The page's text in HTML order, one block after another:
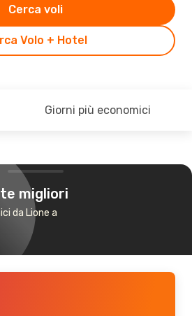
Volo + Hotel
Cerca voli
Giorni più economici
migliori
da Lione a